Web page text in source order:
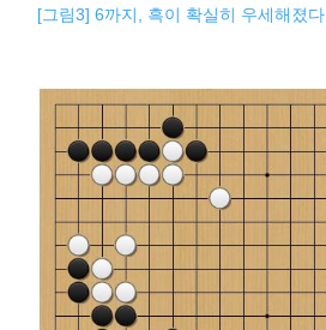
[그림3] 6까지, 흑이 확실히 우세해졌다.